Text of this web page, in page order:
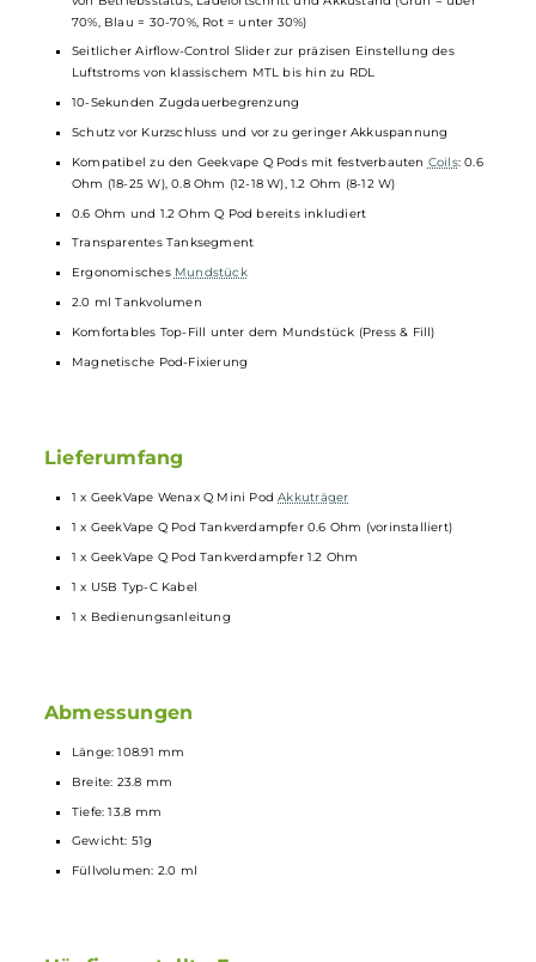
Material: Aluminium-Legierung & PCTG
Integrierter 1000 mAh Akku
USB Typ-C Charging mit 5V / 1A
Max. Ausgangsleistung: 25 Watt
Automatische Leistungsregulierung
Keine Einstellungen erforderlich
Aktivierung über die integrierte Zugautomatik
Stylische Farb-LED im “Wenax“ Schriftzug zur optischen Anzeige
von Betriebsstatus, Ladefortschritt und Akkustand (Grün = über
10-Sekunden Zugdauerbegrenzung
Schutz vor Kurzschluss und vor zu geringer Akkuspannung
Kompatibel zu den Geekvape Q Pods mit festverbauten
Ohm (18-25 W), 0.8 Ohm (12-18 W), 1.2 Ohm (8-12 W)
0.6 Ohm und 1.2 Ohm Q Pod bereits inkludiert
Transparentes Tanksegment
Komfortables Top-Fill unter dem Mundstück (Press & Fill)
Magnetische Pod-Fixierung
Lieferumfang